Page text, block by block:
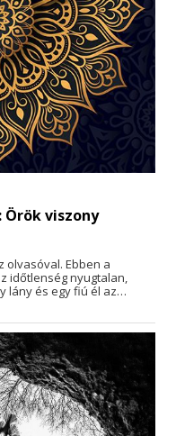
Örök viszony
olvasóval. Ebben a
időtlenség nyugtalan,
lány és egy fiú él az…